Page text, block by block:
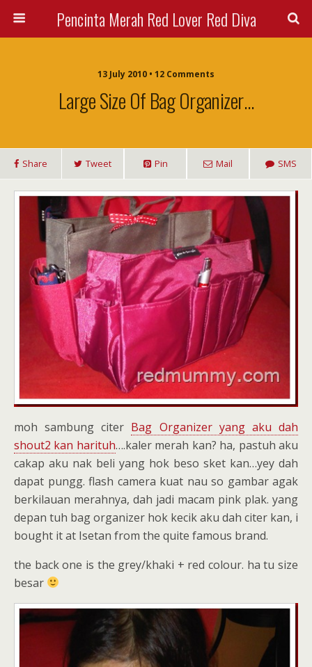
Pencinta Merah Red Lover Red Diva
13 July 2010 • 12 Comments
Large Size Of Bag Organizer…
Share Tweet Pin Mail SMS
moh sambung citer Bag Organizer yang aku dah
shout2 kan harituh….kaler merah kan? ha, pastuh aku
cakap aku nak beli yang hok beso sket kan…yey dah
dapat pungg. flash camera kuat nau so gambar agak
berkilauan merahnya, dah jadi macam pink plak. yang
depan tuh bag organizer hok kecik aku dah citer kan, i
bought it at Isetan from the quite famous brand.
the back one is the grey/khaki + red colour. ha tu size
besar